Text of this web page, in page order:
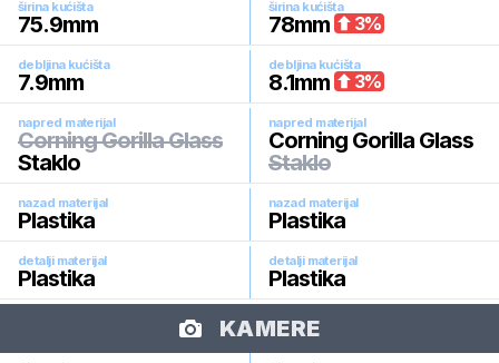
širina kućišta
75.9mm
širina kućišta
78mm 3%
debljina kućišta
7.9mm
debljina kućišta
8.1mm 3%
napred materijal
Corning Gorilla Glass
Staklo
napred materijal
Corning Gorilla Glass
Staklo
nazad materijal
Plastika
nazad materijal
Plastika
detalji materijal
Plastika
detalji materijal
Plastika
KAMERE